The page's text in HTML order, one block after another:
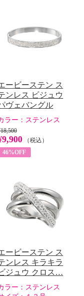
ービーステン ス
ンレス ビジュウ
ヴェバングル
ラー： ステンレス
（税込）
46%OFF
ービーステン ス
ンレス キラキラ
ジュウ クロス…
ラー： ステンレス